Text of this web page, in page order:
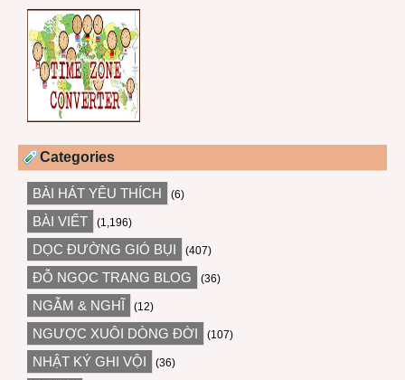
Categories
BÀI HÁT YÊU THÍCH (6)
BÀI VIẾT (1,196)
DỌC ĐƯỜNG GIÓ BỤI (407)
ĐỖ NGỌC TRANG BLOG (36)
NGẪM & NGHĨ (12)
NGƯỢC XUÔI DÒNG ĐỜI (107)
NHẬT KÝ GHI VỘI (36)